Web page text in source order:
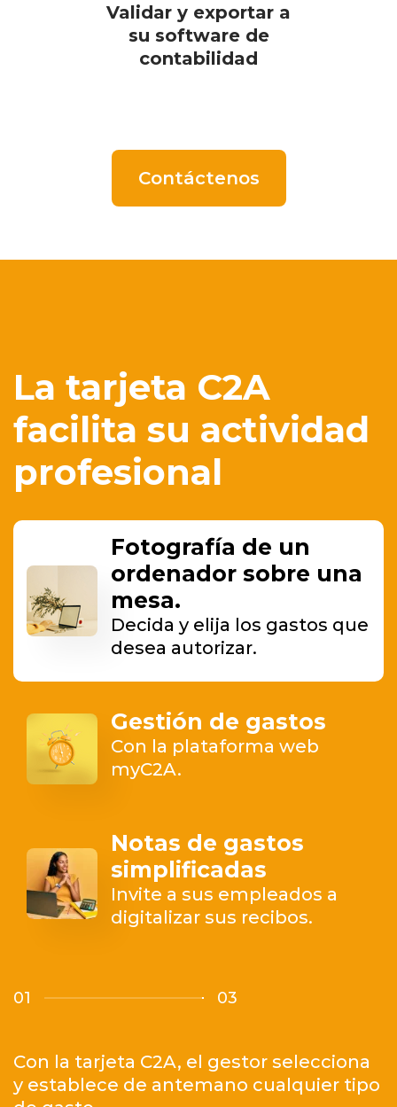
Validar y exportar a
su software de
contabilidad
Contáctenos
La tarjeta C2A
facilita su actividad
profesional
Fotografía de un
ordenador sobre una
mesa.
Decida y elija los gastos que
desea autorizar.
Gestión de gastos
Con la plataforma web
myC2A.
Notas de gastos
simplificadas
Invite a sus empleados a
digitalizar sus recibos.
01 03
Con la tarjeta C2A, el gestor selecciona
y establece de antemano cualquier tipo